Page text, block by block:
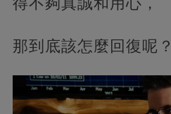
那到底該怎麼回復呢